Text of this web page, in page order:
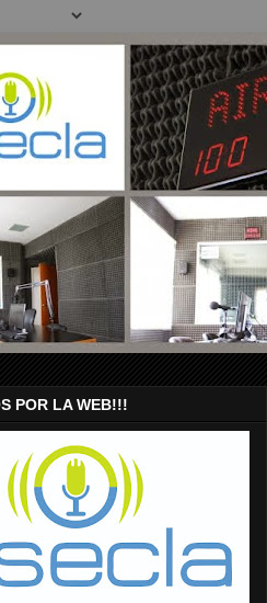
POR LA WEB!!!